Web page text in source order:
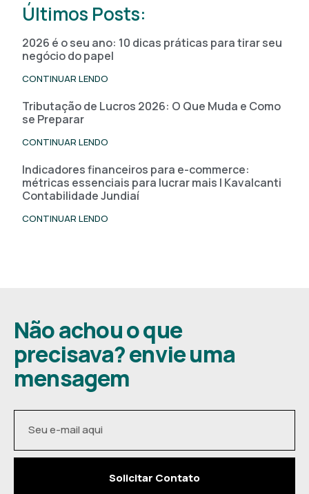
Últimos Posts:
2026 é o seu ano: 10 dicas práticas para tirar seu
negócio do papel
CONTINUAR LENDO
Tributação de Lucros 2026: O Que Muda e Como
se Preparar
CONTINUAR LENDO
Indicadores financeiros para e-commerce:
métricas essenciais para lucrar mais | Kavalcanti
Contabilidade Jundiaí
CONTINUAR LENDO
Não achou o que
precisava? envie uma
mensagem
Solicitar Contato